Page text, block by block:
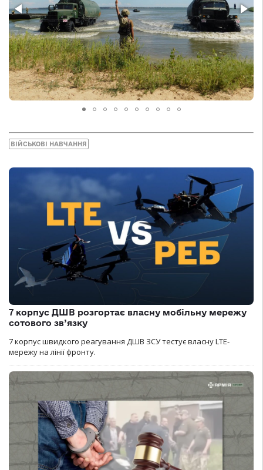
ВІЙСЬКОВІ НАВЧАННЯ
7 корпус ДШВ розгортає власну мобільну мережу
сотового зв’язку
7 корпус швидкого реагування ДШВ ЗСУ тестує власну LTE-
мережу на лінії фронту.